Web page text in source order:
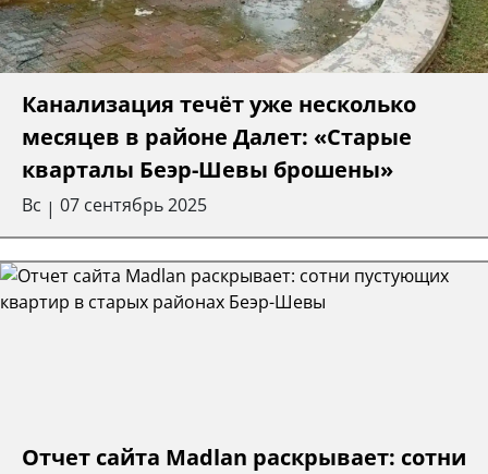
Канализация течёт уже несколько
месяцев в районе Далет: «Старые
кварталы Беэр-Шевы брошены»
Вс | 07 сентябрь 2025
Отчет сайта Madlan раскрывает: сотни